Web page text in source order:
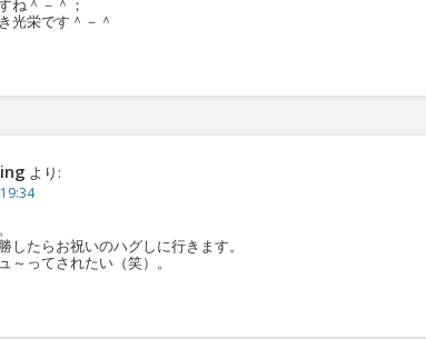
ね＾－＾；
光栄です＾－＾
より:
したらお祝いのハグしに行きます。
～ってされたい（笑）。